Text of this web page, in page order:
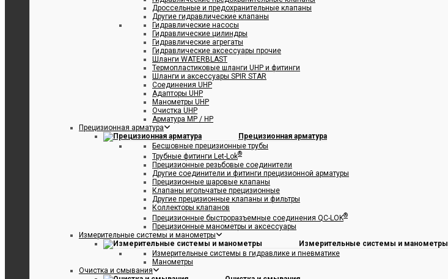
Дроссельные и предохранительные клапаны
Другие гидравлические клапаны
Гидравлические насосы
Гидравлические цилиндры
Гидравлические агрегаты
Гидравлические аксессуары прочие
Шланги WATERBLAST
Термопластиковые шланги UHP и фитинги
Шланги и аксессуары SPIR STAR
Соединения UHP
Адапторы UHP
Манометры UHP
Очистка UHP
Арматура MP / HP
Прецизионная арматура
Прецизионная арматура
Бесшовные прецизионные трубы
Трубные фитинги Let-Lok®
Прецизионные резьбовые соединители
Другие соединители и фитинги прецизионной арматуры
Прецизионные шаровые клапаны
Клапаны игольчатые прецизионные
Другие прецизионные клапаны и фильтры
Коллекторы клапанов
Прецизионные быстроразъемные соединения QC-LOK®
Прецизионные манометры и аксессуары
Измерительные системы и манометры
Измерительные системы и манометры
Измерительные системы в гидравлике и пневматике
Манометры
Очистка и смывания